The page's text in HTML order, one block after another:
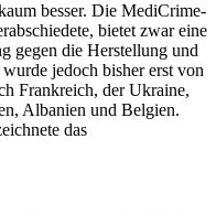
besser. Die MediCrime-
bietet zwar eine
gegen die Herstellung und
jedoch bisher erst von
Frankreich, der Ukraine,
Albanien und Belgien.
das